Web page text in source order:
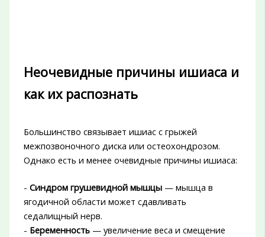
Неочевидные причины ишиаса и
как их распознать
Большинство связывает ишиас с грыжей
межпозвоночного диска или остеохондрозом.
Однако есть и менее очевидные причины ишиаса:
- Синдром грушевидной мышцы— мышца в
ягодичной области может сдавливать
седалищный нерв.
- Беременность— увеличение веса и смещение